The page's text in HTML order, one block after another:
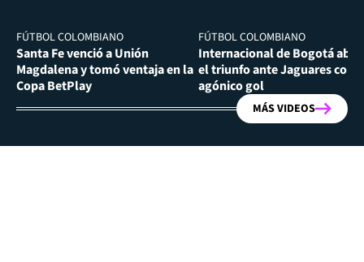
FÚTBOL COLOMBIANO
Santa Fe venció a Unión
Magdalena y tomó ventaja en la
Copa BetPlay
FÚTBOL COLOMBIANO
Internacional de Bogotá
el triunfo ante Jaguares con
agónico gol
MÁS VIDEOS